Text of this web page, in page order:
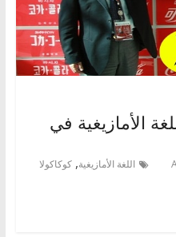
الأمازيغية في
اللغة الأمازيغية, كوكاكولا